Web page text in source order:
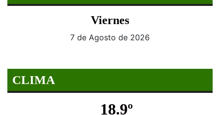
Viernes
7 de Agosto de 2026
CLIMA
18.9º